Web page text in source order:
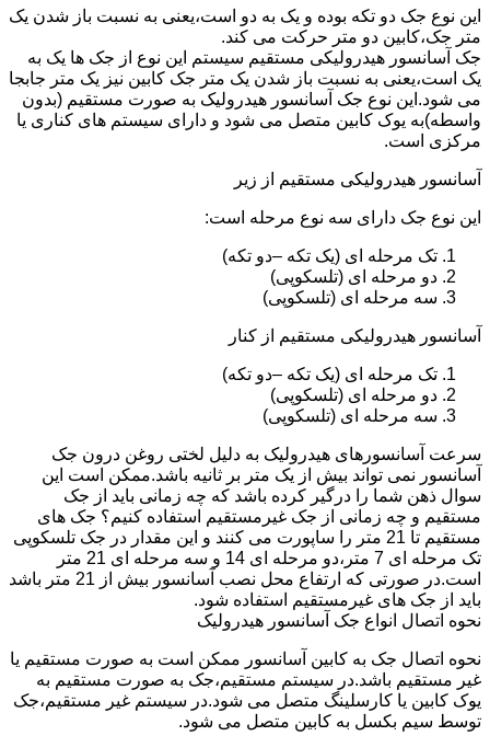
این نوع جک دو تکه بوده و یک به دو است،یعنی به نسبت باز شدن یک
متر جک،کابین دو متر حرکت می کند.
جک آسانسور هیدرولیکی مستقیم سیستم این نوع از جک ها یک به
یک است،یعنی به نسبت باز شدن یک متر جک کابین نیز یک متر جابجا
می شود.این نوع جک آسانسور هیدرولیک به صورت مستقیم (بدون
واسطه)به یوک کابین متصل می شود و دارای سیستم های کناری یا
مرکزی است.
آسانسور هیدرولیکی مستقیم از زیر
این نوع جک دارای سه نوع مرحله است:
تک مرحله ای (یک تکه –دو تکه)
دو مرحله ای (تلسکوپی)
سه مرحله ای (تلسکوپی)
آسانسور هیدرولیکی مستقیم از کنار
تک مرحله ای (یک تکه –دو تکه)
دو مرحله ای (تلسکوپی)
سه مرحله ای (تلسکوپی)
سرعت آسانسورهای هیدرولیک به دلیل لختی روغن درون جک
آسانسور نمی تواند بیش از یک متر بر ثانیه باشد.ممکن است این
سوال ذهن شما را درگیر کرده باشد که چه زمانی باید از جک
مستقیم و چه زمانی از جک غیرمستقیم استفاده کنیم؟ جک های
مستقیم تا 21 متر را ساپورت می کنند و این مقدار در جک تلسکوپی
تک مرحله ای 7 متر،دو مرحله ای 14 و سه مرحله ای 21 متر
است.در صورتی که ارتفاع محل نصب آسانسور بیش از 21 متر باشد
باید از جک های غیرمستقیم استفاده شود.
نحوه اتصال انواع جک آسانسور هیدرولیک
نحوه اتصال جک به کابین آسانسور ممکن است به صورت مستقیم یا
غیر مستقیم باشد.در سیستم مستقیم،جک به صورت مستقیم به
یوک کابین یا کارسلینگ متصل می شود.در سیستم غیر مستقیم،جک
توسط سیم بکسل به کابین متصل می شود.